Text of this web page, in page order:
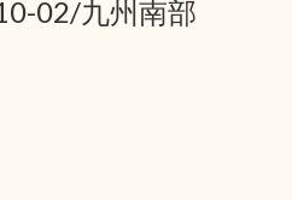
02/九州南部